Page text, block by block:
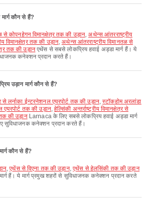
कौन से हैं?
से कोपनहेगन विमानक्षेत्र तक की उड़ान,अथेन्स आंतरराष्ट्रीय
विमानक्षेत्र तक की उड़ान,अथेन्स आंतरराष्ट्रीय विमानतळ से
तक की उड़ानएथेंस से सबसे लोकप्रिय हवाई अड्डा मार्ग हैं। ये
कनेक्शन प्रदान करते हैं।
उड़ान मार्ग कौन से हैं?
से लर्नाका ईन्टरनेशनल एयरपोर्ट तक की उड़ान,स्टॉकहोम अरलांडा
एयरपोर्ट तक की उड़ान,हेल्सिंकी अन्तर्राष्ट्रीय विमानक्षेत्र से
की उड़ानLarnaca के लिए सबसे लोकप्रिय हवाई अड्डा मार्ग
सुविधाजनक कनेक्शन प्रदान करते हैं।
कौन से हैं?
,एथेंस से विएना तक की उड़ान,एथेंस से हेलसिंकी तक की उड़ान
हैं। ये मार्ग प्रमुख शहरों से सुविधाजनक कनेक्शन प्रदान करते